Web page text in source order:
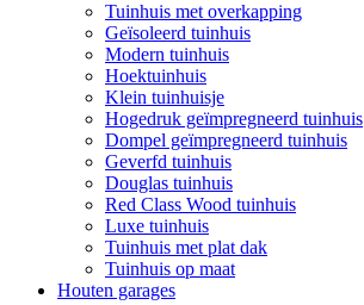
Tuinhuis met overkapping
Geïsoleerd tuinhuis
Modern tuinhuis
Hoektuinhuis
Klein tuinhuisje
Hogedruk geïmpregneerd tuinhuis
Dompel geïmpregneerd tuinhuis
Geverfd tuinhuis
Douglas tuinhuis
Red Class Wood tuinhuis
Luxe tuinhuis
Tuinhuis met plat dak
Tuinhuis op maat
Houten garages